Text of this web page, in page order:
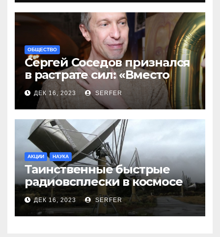
ОБЩЕСТВО
Сергей Соседов признался
в растрате сил: «Вместо
меня взяли Пригожина»
ДЕК 16, 2023 SERFER
АКЦИИ НАУКА
Таинственные быстрые
радиовсплески в космосе
сделались все более
странными
ДЕК 16, 2023 SERFER